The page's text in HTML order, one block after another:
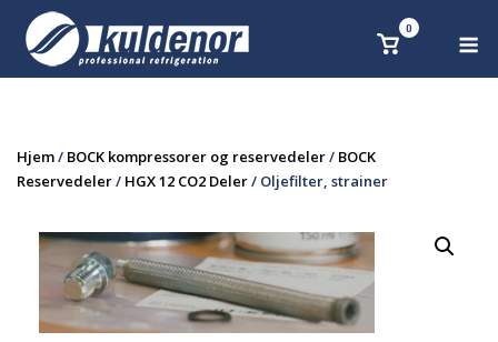
content
Se 0
Hjem/ BOCK kompressorer og reservedeler/ BOCK
Reservedeler/ HGX 12 CO2 Deler/ Oljefilter, strainer